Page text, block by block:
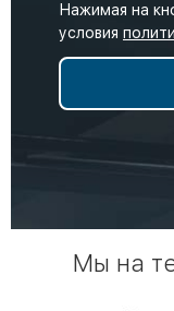
Нажимая на
условия
Мы на